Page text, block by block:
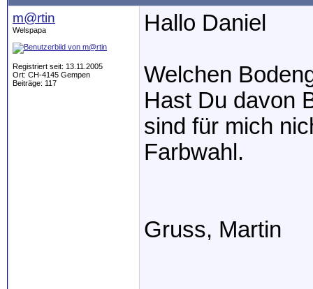
m@rtin
Welspapa
Registriert seit: 13.11.2005
Ort: CH-4145 Gempen
Beiträge: 117
Hallo Daniel
Welchen
Hast Du davon
sind für mich
Farbwahl.
Gruss, Martin